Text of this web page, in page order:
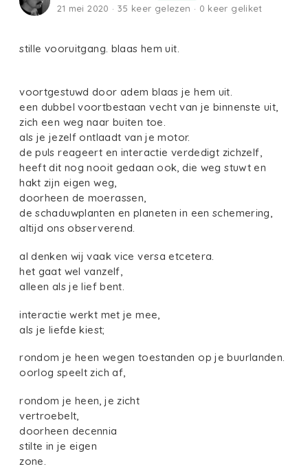
21 mei 2020 · 35 keer gelezen · 0 keer geliket
stille vooruitgang. blaas hem uit.
voortgestuwd door adem blaas je hem uit.
een dubbel voortbestaan vecht van je binnenste uit,
zich een weg naar buiten toe.
als je jezelf ontlaadt van je motor.
de puls reageert en interactie verdedigt zichzelf,
heeft dit nog nooit gedaan ook, die weg stuwt en
hakt zijn eigen weg,
doorheen de moerassen,
de schaduwplanten en planeten in een schemering,
altijd ons observerend.
al denken wij vaak vice versa etcetera.
het gaat wel vanzelf,
alleen als je lief bent.
interactie werkt met je mee,
als je liefde kiest;
rondom je heen wegen toestanden op je buurlanden.
oorlog speelt zich af,
rondom je heen, je zicht
vertroebelt,
doorheen decennia
stilte in je eigen
zone.